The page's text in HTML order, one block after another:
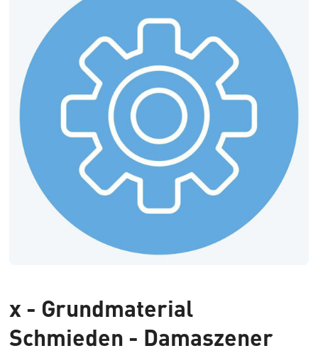
x - Grundmaterial
Schmieden - Damaszener